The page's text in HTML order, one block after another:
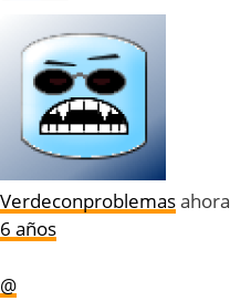
Verdeconproblemas
6 años
@